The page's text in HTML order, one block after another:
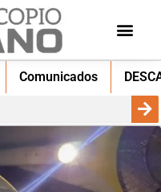
Comunicados